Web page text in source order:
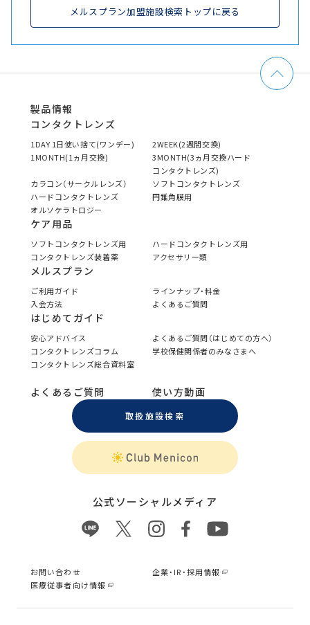
メルスプラン加盟施設検索トップに戻る
製品情報
コンタクトレンズ
1DAY 1日使い捨て(ワンデー)
2WEEK(2週間交換)
1MONTH(1ヵ月交換)
3MONTH(3ヵ月交換ハード
コンタクトレンズ)
カラコン（サークルレンズ）
ソフトコンタクトレンズ
ハードコンタクトレンズ
円錐角膜用
オルソケラトロジー
ケア用品
ソフトコンタクトレンズ用
ハードコンタクトレンズ用
コンタクトレンズ装着薬
アクセサリー類
メルスプラン
ご利用ガイド
ラインナップ・料金
入会方法
よくあるご質問
はじめてガイド
安心アドバイス
よくあるご質問（はじめての方へ）
コンタクトレンズコラム
学校保健関係者のみなさまへ
コンタクトレンズ総合資料室
よくあるご質問 使い方動画
取扱施設検索
公式ソーシャルメディア
お問い合わせ
企業・IR・採用情報
医療従事者向け情報